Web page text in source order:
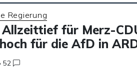
Regierung
Allzeittief für Merz-
für die AfD in
52